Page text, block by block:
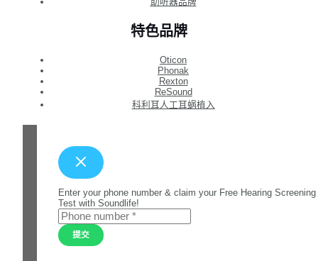
特色品牌
Oticon
Phonak
Rexton
ReSound
科利耳人工耳蜗植入
Enter your phone number & claim your Free Hearing Screening
Test with Soundlife!
提交